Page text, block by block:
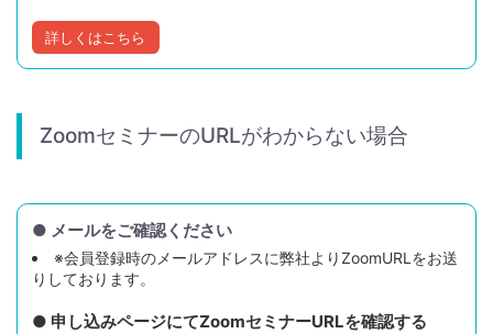
詳しくはこちら
ZoomセミナーのURLがわからない場合
● メールをご確認ください
※会員登録時のメールアドレスに弊社よりZoomURLをお送
りしております。
● 申し込みページにてZoomセミナーURLを確認する